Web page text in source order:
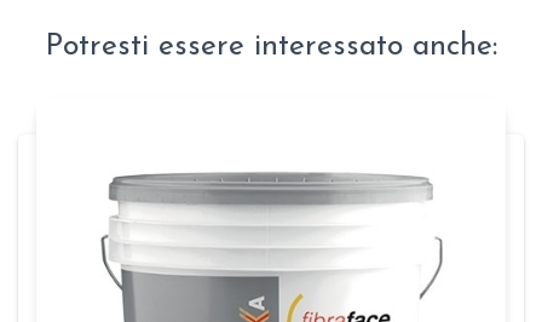
Potresti essere interessato anche: